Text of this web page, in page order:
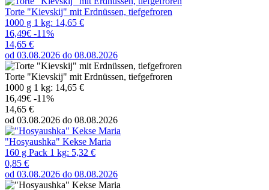
Torte "Kievskij" mit Erdnüssen, tiefgefroren
1000 g 1 kg: 14,65 €
16,49€ -11%
14,65 €
od 03.08.2026 do 08.08.2026
Torte "Kievskij" mit Erdnüssen, tiefgefroren
1000 g 1 kg: 14,65 €
16,49€ -11%
14,65 €
od 03.08.2026 do 08.08.2026
"Hosyaushka" Kekse Maria
160 g Pack 1 kg: 5,32 €
0,85 €
od 03.08.2026 do 08.08.2026